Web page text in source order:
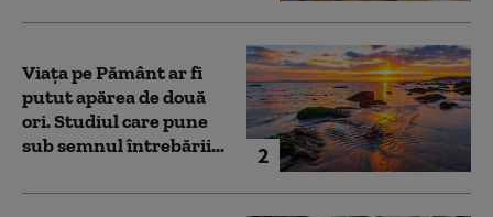
2
Viața pe Pământ ar fi
putut apărea de două
ori. Studiul care pune
sub semnul întrebării...